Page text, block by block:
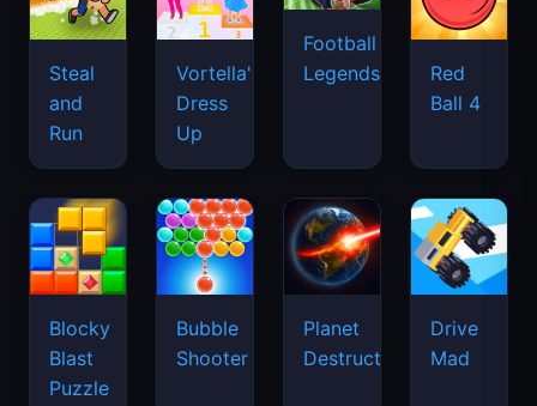
Steal
and
Run
Vortella's
Dress
Up
Football
Legends
Red
Ball 4
Blocky
Blast
Puzzle
Bubble
Shooter
Planet
Destruction
Drive
Mad